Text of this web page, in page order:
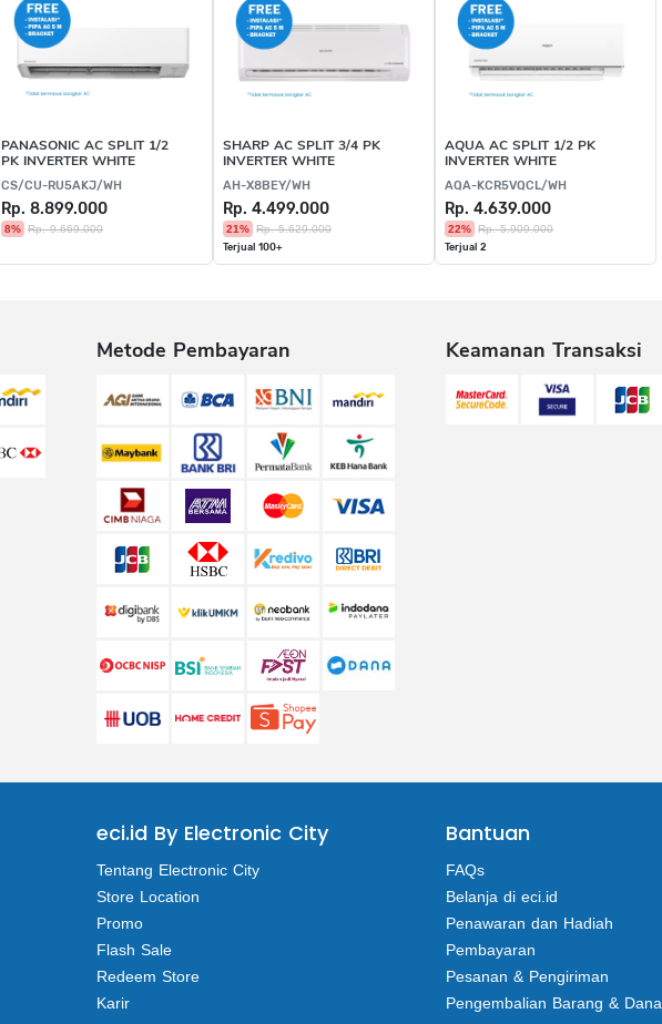
PANASONIC AC SPLIT 1/2
PK INVERTER WHITE
CS/CU-RU5AKJ/WH
Rp. 8.899.000
8% Rp. 9.669.000
SHARP AC SPLIT 3/4 PK
INVERTER WHITE
AH-X8BEY/WH
Rp. 4.499.000
21% Rp. 5.629.000
Terjual 100+
AQUA AC SPLIT 1/2 PK
INVERTER WHITE
AQA-KCR5VQCL/WH
Rp. 4.639.000
22% Rp. 5.909.000
Terjual 2
Metode Pembayaran Keamanan Transaksi
eci.id By Electronic City
Tentang Electronic City
Store Location
Promo
Flash Sale
Redeem Store
Karir
Bantuan
FAQs
Belanja di eci.id
Penawaran dan Hadiah
Pembayaran
Pesanan & Pengiriman
Pengembalian Barang & Dana